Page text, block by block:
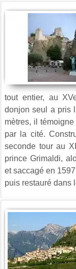
tout entier, au
donjon seul a pris
mètres, il
par la cité.
seconde tour au
prince Grimaldi,
et saccagé en
puis restauré dans